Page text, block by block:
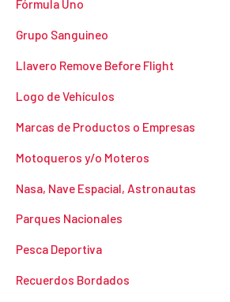
Fórmula Uno
Grupo Sanguineo
Llavero Remove Before Flight
Logo de Vehículos
Marcas de Productos o Empresas
Motoqueros y/o Moteros
Nasa, Nave Espacial, Astronautas
Parques Nacionales
Pesca Deportiva
Recuerdos Bordados